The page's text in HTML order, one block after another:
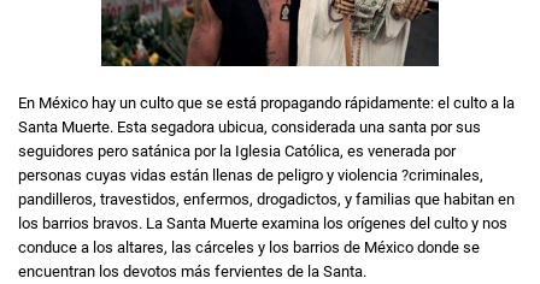
En México hay un culto que se está propagando rápidamente: el culto a la
Santa Muerte. Esta segadora ubicua, considerada una santa por sus
seguidores pero satánica por la Iglesia Católica, es venerada por
personas cuyas vidas están llenas de peligro y violencia ?criminales,
pandilleros, travestidos, enfermos, drogadictos, y familias que habitan en
los barrios bravos. La Santa Muerte examina los orígenes del culto y nos
conduce a los altares, las cárceles y los barrios de México donde se
encuentran los devotos más fervientes de la Santa.